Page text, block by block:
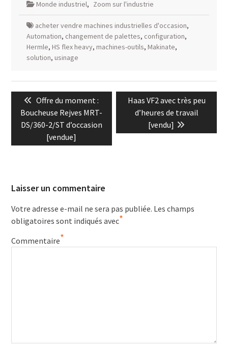
Monde industriel, Zoom sur l'industrie
acheter vendre machines industrielles d'occasion,
Automation, changement de palettes, configuration,
Hermle, HS flex heavy, machines-outils, Makinate,
solution, usinage
l’article
Previous
post:
Offre du moment :
Boucheuse Rejves MRT-
DS/360-2/ST d’occasion
[vendue]
Next
post:
Haas VF2 avec très peu
d’heures de travail
[vendu]
Laisser un commentaire
Votre adresse e-mail ne sera pas publiée. Les champs
obligatoires sont indiqués avec*
Commentaire*